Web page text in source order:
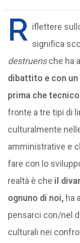
R iflettere
significa
destruensche ha
dibattito e con un
prima che
fronte a tre tipi di
culturalmente
amministrative e
fare con lo
realtà è che il
ognuno di noi, ha
pensarci con/nel
culturali nei